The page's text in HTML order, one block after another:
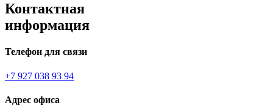
Контактная
информация
Телефон для связи
+7 927 038 93 94
Адрес офиса